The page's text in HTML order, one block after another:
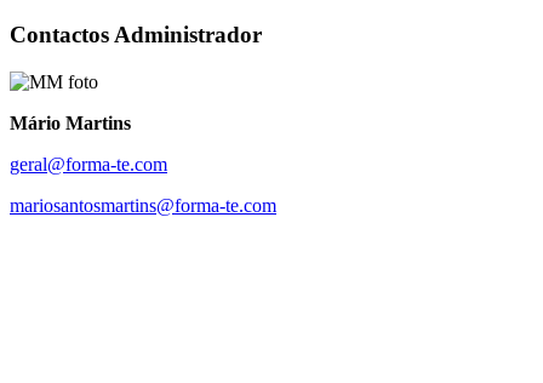
Contactos Administrador
Mário Martins
geral@forma-te.com
mariosantosmartins@forma-te.com